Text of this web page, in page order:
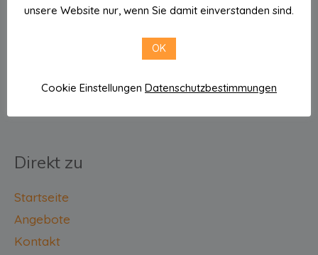
Sie erreichen uns
E-Mail: info@ibs-hh.com
Mobil: 0176 482 05 111
Direkt zu
Startseite
Angebote
Kontakt
unsere Website nur, wenn Sie damit einverstanden sind.
OK
Cookie Einstellungen Datenschutzbestimmungen